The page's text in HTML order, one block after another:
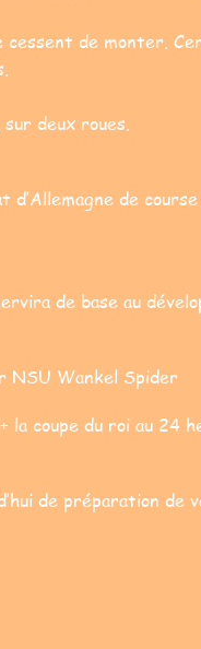
cessent de monter.
deux roues.
de
de base au
NSU Wankel Spider
coupe du roi au 24
de préparation de